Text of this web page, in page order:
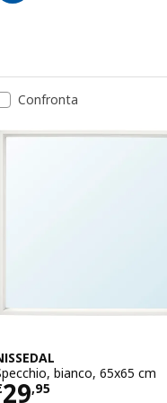
Confronta
bianco, 65x65 cm
29,95 € 29,95